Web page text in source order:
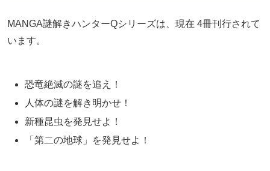
MANGA謎解きハンターQシリーズは、現在 4冊刊行されて
います。
恐竜絶滅の謎を追え！
人体の謎を解き明かせ！
新種昆虫を発見せよ！
「第二の地球」を発見せよ！